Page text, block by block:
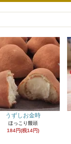
うずしお金時
ほっこり饅頭
184円(税14円)